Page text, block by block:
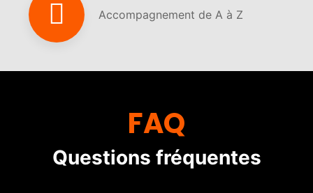
Accompagnement de A à Z
FAQ
Questions fréquentes